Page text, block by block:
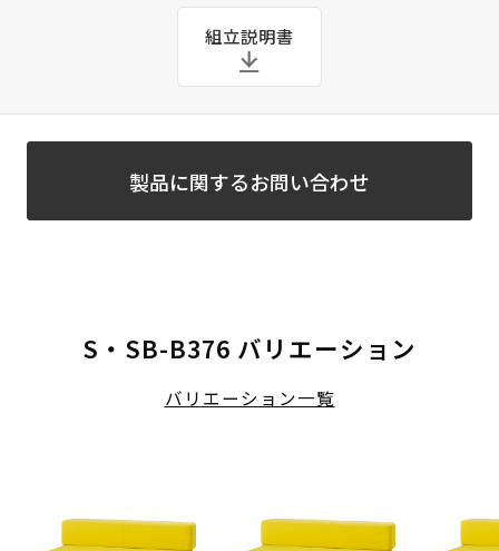
組立説明書
製品に関するお問い合わせ
S・SB-B376 バリエーション
バリエーション一覧